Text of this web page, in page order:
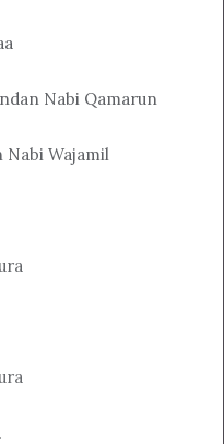
Nabi Qamarun
Nabi Wajamil